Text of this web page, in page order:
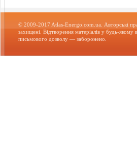
© 2009-2017 Atlas-Energo.com.ua. Авторські
захищені. Відтворення матеріалів у будь-якому
письмового дозволу — заборонено.